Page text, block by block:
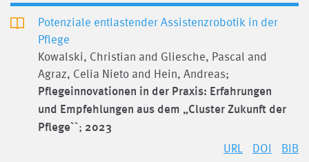
Potenziale entlastender Assistenzrobotik in der
Pflege
Kowalski, Christian and Gliesche, Pascal and
Agraz, Celia Nieto and Hein, Andreas;
Pflegeinnovationen in der Praxis: Erfahrungen
und Empfehlungen aus dem „Cluster Zukunft der
Pflege``; 2023
URL DOI BIB